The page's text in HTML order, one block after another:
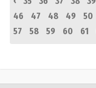
46
47 48 49 50
57
58 59 60 61